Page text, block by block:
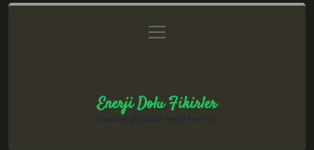
Gizlilik Politikası
menüyü
aç
Enerji Dolu Fikirler